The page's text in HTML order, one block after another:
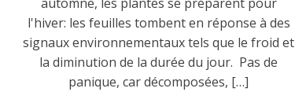
l'hiver: les feuilles tombent en réponse à des
signaux environnementaux tels que le froid et
la diminution de la durée du jour. Pas de
panique, car décomposées, […]